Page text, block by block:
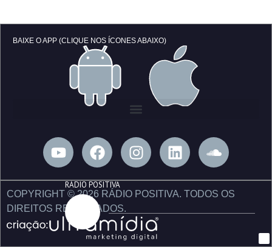
BAIXE O APP (CLIQUE NOS ÍCONES ABAIXO)
Y
o
t
u
b
e
F
a
e
b
o
o
I
n
t
g
r
L
i
k
d
S
o
n
c
COPYRIGHT © 2026 RÁDIO POSITIVA. TODOS OS
DIREITOS RESERVADOS.
RÁDIO POSITIVA